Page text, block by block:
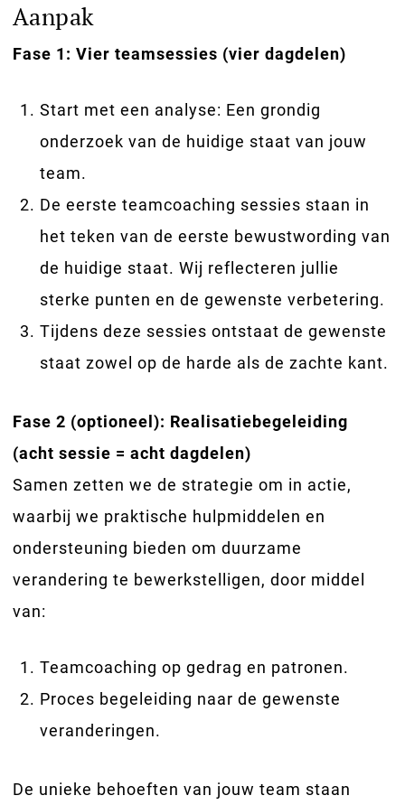
Aanpak
Fase 1: Vier teamsessies (vier dagdelen)
Start met een analyse: Een grondig
onderzoek van de huidige staat van jouw
team.
De eerste teamcoaching sessies staan in
het teken van de eerste bewustwording van
de huidige staat. Wij reflecteren jullie
sterke punten en de gewenste verbetering.
Tijdens deze sessies ontstaat de gewenste
staat zowel op de harde als de zachte kant.
Fase 2 (optioneel): Realisatiebegeleiding
(acht sessie = acht dagdelen)
Samen zetten we de strategie om in actie,
waarbij we praktische hulpmiddelen en
ondersteuning bieden om duurzame
verandering te bewerkstelligen, door middel
van:
Teamcoaching op gedrag en patronen.
Proces begeleiding naar de gewenste
veranderingen.
De unieke behoeften van jouw team staan